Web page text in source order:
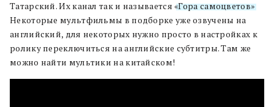
Татарский. Их канал так и называется«Гора самоцветов».
Некоторые мультфильмы в подборке уже озвучены на
английский, для некоторых нужно просто в настройках к
ролику переключиться на английские субтитры. Там же
можно найти мультики на китайском!